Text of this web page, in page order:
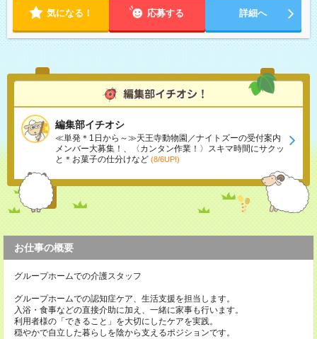
気になる！ 応募する 詳細へ
編集部イチオシ
≪単発＊1日から～≫天王寺動物園／ナイトズーの受付案内
メンバー大募集！、〈カンタン作業！〉スキマ時間にサクッ
と＊お菓子の仕分けなど (8/6UP!)
お仕事の概要
グループホームでの介護スタッフ
グループホームでの認知症ケア、生活支援を担当します。
入浴・食事などの直接介助に加え、一緒に家事も行います。
利用者様の「できること」を大切にしたケアを実践。
穏やかで自立した暮らしを陰から支えるポジションです。